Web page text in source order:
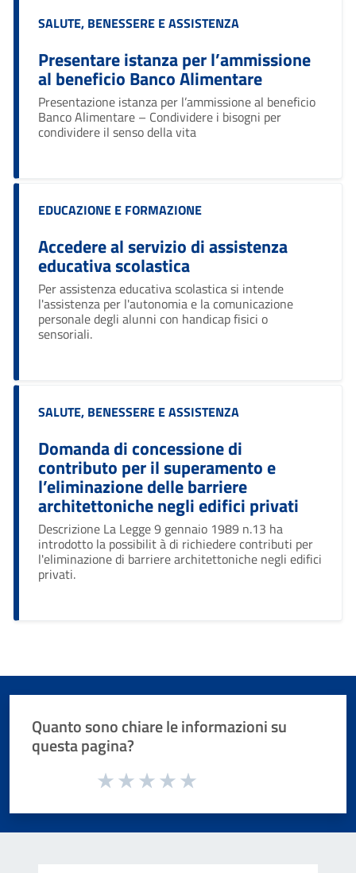
Categoria:
SALUTE, BENESSERE E ASSISTENZA
Presentare istanza per l’ammissione
al beneficio Banco Alimentare
Presentazione istanza per l’ammissione al beneficio
Banco Alimentare – Condividere i bisogni per
condividere il senso della vita
Categoria:
EDUCAZIONE E FORMAZIONE
Accedere al servizio di assistenza
educativa scolastica
Per assistenza educativa scolastica si intende
l'assistenza per l'autonomia e la comunicazione
personale degli alunni con handicap fisici o
sensoriali.
Categoria:
SALUTE, BENESSERE E ASSISTENZA
Domanda di concessione di
contributo per il superamento e
l’eliminazione delle barriere
architettoniche negli edifici privati
Descrizione La Legge 9 gennaio 1989 n.13 ha
introdotto la possibilit à di richiedere contributi per
l'eliminazione di barriere architettoniche negli edifici
privati.
Quanto sono chiare le informazioni su
questa pagina?
Valuta da 1 a 5 stelle la pagina
smart_toy Come posso esserti utile?